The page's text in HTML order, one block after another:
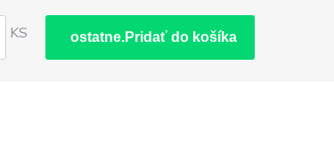
KS ostatne.Pridať do košíka